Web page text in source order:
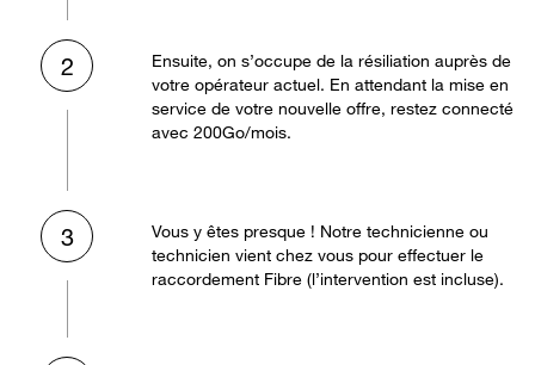
2
Ensuite, on s’occupe de la résiliation auprès de
votre opérateur actuel. En attendant la mise en
service de votre nouvelle offre, restez connecté
avec 200Go/mois.
3
Vous y êtes presque ! Notre technicienne ou
technicien vient chez vous pour effectuer le
raccordement Fibre (l’intervention est incluse).